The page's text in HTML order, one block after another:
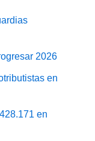
2026
en
en